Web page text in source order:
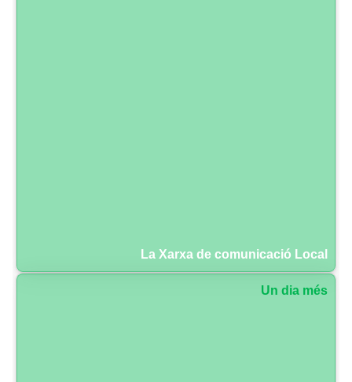
La Xarxa de comunicació Local
Un dia més